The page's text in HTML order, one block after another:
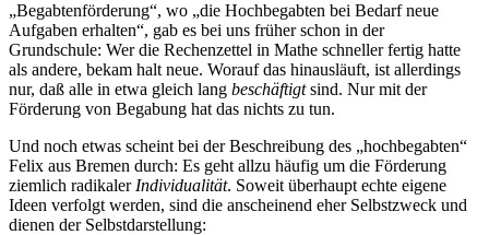
„Begabtenförderung“, wo „die Hochbegabten bei Bedarf neue
Aufgaben erhalten“, gab es bei uns früher schon in der
Grundschule: Wer die Rechenzettel in Mathe schneller fertig hatte
als andere, bekam halt neue. Worauf das hinausläuft, ist allerdings
nur, daß alle in etwa gleich lang beschäftigtsind. Nur mit der
Förderung von Begabung hat das nichts zu tun.
Und noch etwas scheint bei der Beschreibung des „hochbegabten“
Felix aus Bremen durch: Es geht allzu häufig um die Förderung
ziemlich radikaler Individualität. Soweit überhaupt echte eigene
Ideen verfolgt werden, sind die anscheinend eher Selbstzweck und
dienen der Selbstdarstellung: